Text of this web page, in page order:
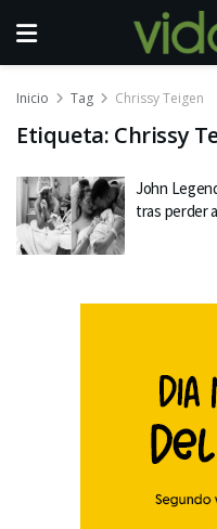
Inicio Tag Chrissy Teigen
Etiqueta: Chrissy
John
tras perder